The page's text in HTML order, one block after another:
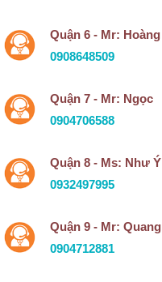
Quận 6 - Mr: Hoàng
0908648509
Quận 7 - Mr: Ngọc
0904706588
Quận 8 - Ms: Như Ý
0932497995
Quận 9 - Mr: Quang
0904712881